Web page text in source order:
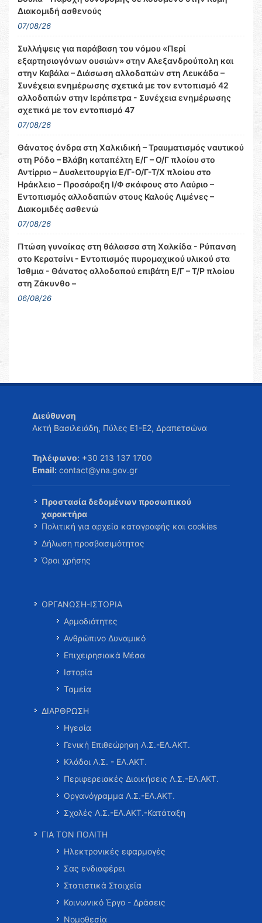
Διακομιδή ασθενούς
07/08/26
Συλλήψεις για παράβαση του νόμου «Περί
εξαρτησιογόνων ουσιών» στην Αλεξανδρούπολη και
στην Καβάλα – Διάσωση αλλοδαπών στη Λευκάδα –
Συνέχεια ενημέρωσης σχετικά με τον εντοπισμό 42
αλλοδαπών στην Ιεράπετρα - Συνέχεια ενημέρωσης
σχετικά με τον εντοπισμό 47
07/08/26
Θάνατος άνδρα στη Χαλκιδική – Τραυματισμός ναυτικού
στη Ρόδο – Βλάβη καταπέλτη Ε/Γ – Ο/Γ πλοίου στο
Αντίρριο – Δυσλειτουργία Ε/Γ-Ο/Γ-Τ/Χ πλοίου στο
Ηράκλειο – Προσάραξη Ι/Φ σκάφους στο Λαύριο –
Εντοπισμός αλλοδαπών στους Καλούς Λιμένες –
Διακομιδές ασθενώ
07/08/26
Πτώση γυναίκας στη θάλασσα στη Χαλκίδα - Ρύπανση
στο Κερατσίνι - Εντοπισμός πυρομαχικού υλικού στα
Ίσθμια - Θάνατος αλλοδαπού επιβάτη Ε/Γ – Τ/Ρ πλοίου
στη Ζάκυνθο –
06/08/26
Διεύθυνση
Ακτή Βασιλειάδη, Πύλες Ε1-Ε2, Δραπετσώνα
Τηλέφωνο: +30 213 137 1700
Email: contact@yna.gov.gr
Προστασία δεδομένων προσωπικού
χαρακτήρα
Πολιτική για αρχεία καταγραφής και cookies
Δήλωση προσβασιμότητας
Όροι χρήσης
ΟΡΓΑΝΩΣΗ-ΙΣΤΟΡΙΑ
Αρμοδιότητες
Ανθρώπινο Δυναμικό
Επιχειρησιακά Μέσα
Ιστορία
Ταμεία
ΔΙΑΡΘΡΩΣΗ
Ηγεσία
Γενική Επιθεώρηση Λ.Σ.-ΕΛ.ΑΚΤ.
Κλάδοι Λ.Σ. - ΕΛ.ΑΚΤ.
Περιφερειακές Διοικήσεις Λ.Σ.-ΕΛ.ΑΚΤ.
Οργανόγραμμα Λ.Σ.-ΕΛ.ΑΚΤ.
Σχολές Λ.Σ.-ΕΛ.ΑΚΤ.-Κατάταξη
ΓΙΑ ΤΟΝ ΠΟΛΙΤΗ
Ηλεκτρονικές εφαρμογές
Σας ενδιαφέρει
Στατιστικά Στοιχεία
Κοινωνικό Έργο - Δράσεις
Νομοθεσία